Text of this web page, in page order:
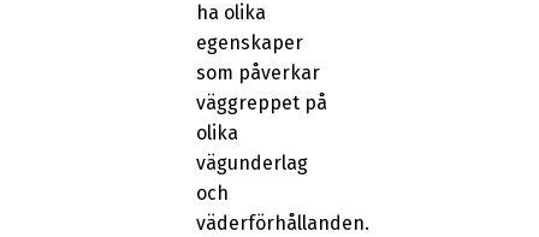
ha olika
egenskaper
som påverkar
väggreppet på
olika
vägunderlag
och
väderförhållanden.